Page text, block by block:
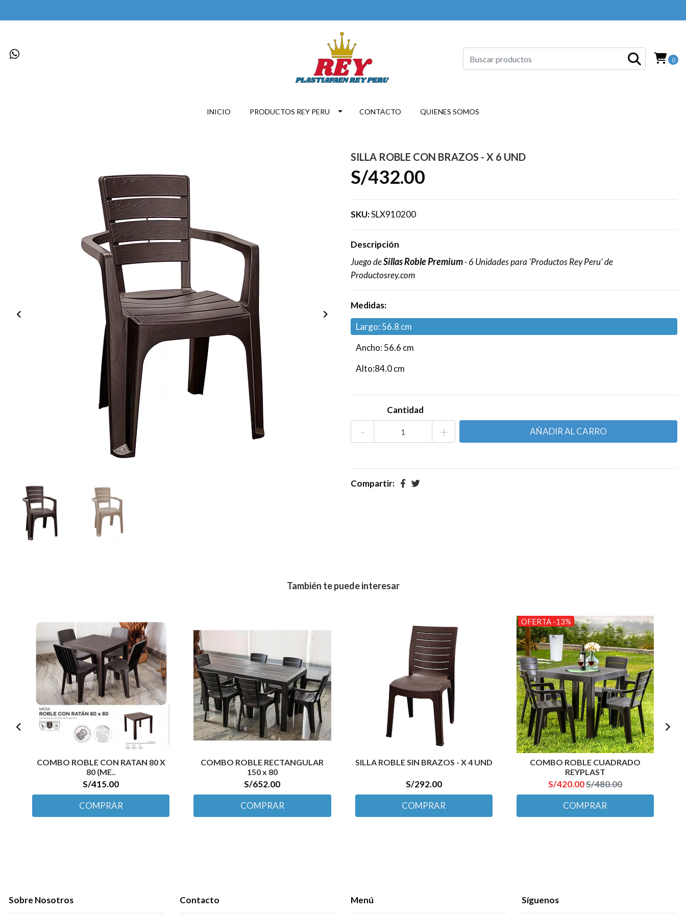
0
INICIO PRODUCTOS REY PERU CONTACTO QUIENES SOMOS
SILLA ROBLE CON BRAZOS - X 6 UND
S/432.00
SKU:SLX910200
Descripción
Juego deSillas Roble Premium- 6 Unidades para 'Productos Rey Peru' de
Productosrey.com
Medidas:
Largo: 56.8 cm
Ancho: 56.6 cm
Alto:84.0 cm
Cantidad
- +
Compartir:
También te puede interesar
COMBO ROBLE CON RATAN 80 X
80 (ME..
S/415.00
COMPRAR
COMBO ROBLE RECTANGULAR
150 x 80
S/652.00
COMPRAR
SILLA ROBLE SIN BRAZOS - X 4 UND
S/292.00
COMPRAR
OFERTA -13%
COMBO ROBLE CUADRADO
REYPLAST
S/420.00S/480.00
COMPRAR
Sobre Nosotros Contacto Menú Síguenos